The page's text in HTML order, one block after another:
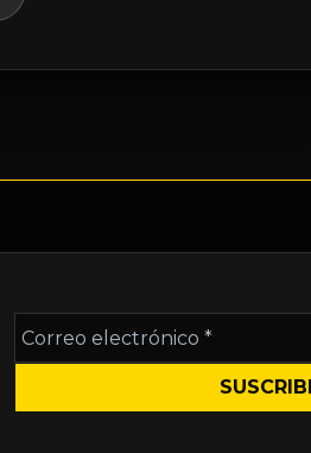
Correo
electrónico
*